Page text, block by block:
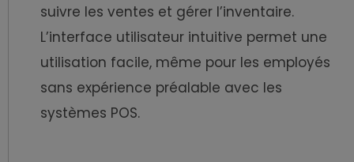
suivre les ventes et gérer l’inventaire.
L’interface utilisateur intuitive permet une
utilisation facile, même pour les employés
sans expérience préalable avec les
systèmes POS.